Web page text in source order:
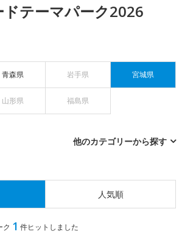
テーマパーク2026
青森県 岩手県 宮城県
山形県 福島県
他のカテゴリーから探す
人気順
ク 1 件ヒットしました